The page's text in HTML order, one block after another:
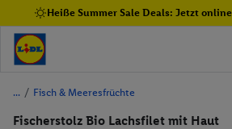
Heiße Summer Sale Deals: Jetzt
/ Fisch & Meeresfrüchte
Fischerstolz Bio Lachsfilet mit Haut